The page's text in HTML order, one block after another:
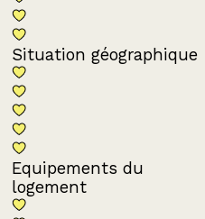
Situation géographique
Equipements du
logement